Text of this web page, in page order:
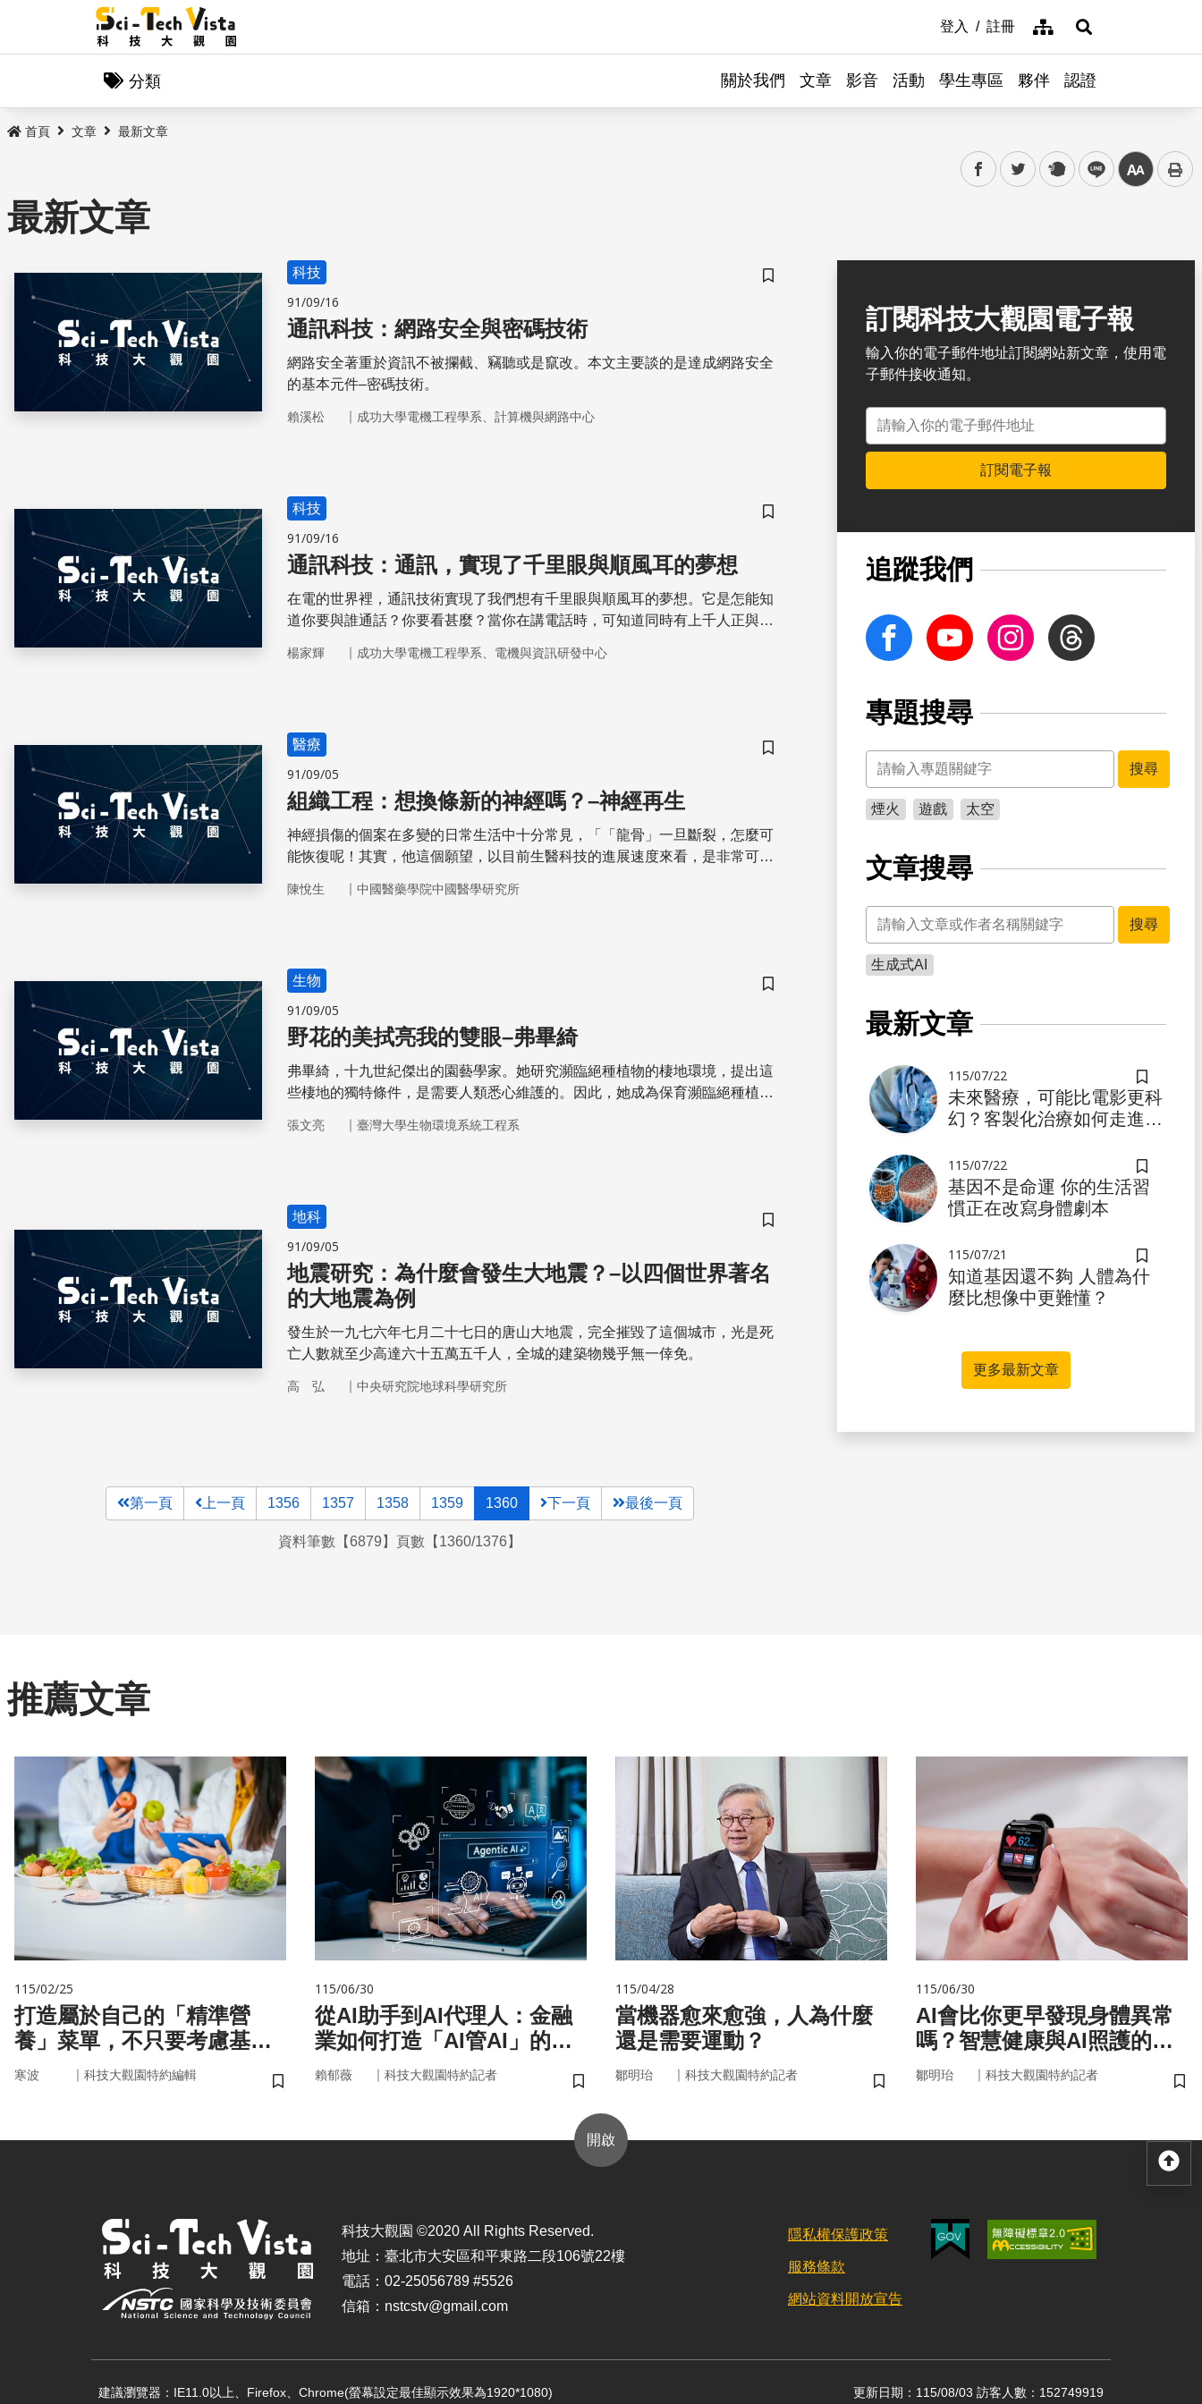
登入 註冊 網站導覽展開搜尋
分類 關於我們 文章 影音 活動 學生專區 夥伴 認證
首頁 文章 最新文章
facebooktwitter plurk line 中
最新文章
儲存書籤
科技
91/09/16
通訊科技：網路安全與密碼技術
網路安全著重於資訊不被攔截、竊聽或是竄改。本文主要談的是達成網路安全
的基本元件–密碼技術。
賴溪松 ｜ 成功大學電機工程學系、計算機與網路中心
儲存書籤
科技
91/09/16
通訊科技：通訊，實現了千里眼與順風耳的夢想
在電的世界裡，通訊技術實現了我們想有千里眼與順風耳的夢想。它是怎能知
道你要與誰通話？你要看甚麼？當你在講電話時，可知道同時有上千人正與你
楊家輝 ｜ 成功大學電機工程學系、電機與資訊研發中心
儲存書籤
醫療
91/09/05
組織工程：想換條新的神經嗎？–神經再生
神經損傷的個案在多變的日常生活中十分常見，「「龍骨」一旦斷裂，怎麼可
能恢復呢！其實，他這個願望，以目前生醫科技的進展速度來看，是非常可能
陳悅生 ｜ 中國醫藥學院中國醫學研究所
儲存書籤
生物
91/09/05
野花的美拭亮我的雙眼–弗畢綺
弗畢綺，十九世紀傑出的園藝學家。她研究瀕臨絕種植物的棲地環境，提出這
些棲地的獨特條件，是需要人類悉心維護的。因此，她成為保育瀕臨絕種植物
張文亮 ｜ 臺灣大學生物環境系統工程系
儲存書籤
地科
91/09/05
地震研究：為什麼會發生大地震？–以四個世界著名
的大地震為例
發生於一九七六年七月二十七日的唐山大地震，完全摧毀了這個城市，光是死
亡人數就至少高達六十五萬五千人，全城的建築物幾乎無一倖免。
高 弘 ｜ 中央研究院地球科學研究所
第一頁 上一頁 1356 1357 1358 1359 1360 下一頁 最後一頁
資料筆數【6879】頁數【1360/1376】
訂閱科技大觀園電子報
輸入你的電子郵件地址訂閱網站新文章，使用電
子郵件接收通知。
電子郵件地址
訂閱電子報
追蹤我們
facebook Youtube InstagramThreads
專題搜尋
關鍵字
搜尋
煙火 遊戲 太空
文章搜尋
關鍵字
搜尋
生成式AI
最新文章
儲存書籤
115/07/22
未來醫療，可能比電影更科
幻？客製化治療如何走進真
儲存書籤
115/07/22
基因不是命運 你的生活習
慣正在改寫身體劇本
儲存書籤
115/07/21
知道基因還不夠 人體為什
麼比想像中更難懂？
更多最新文章
推薦文章
115/02/25
打造屬於自己的「精準營
養」菜單，不只要考慮基
因，關鍵更在腸道微生物
寒波 ｜ 科技大觀園特約編輯
儲存書籤
115/06/30
從AI助手到AI代理人：金融
業如何打造「AI管AI」的新
治理模式？
賴郁薇 ｜ 科技大觀園特約記者
儲存書籤
115/04/28
當機器愈來愈強，人為什麼
還是需要運動？
鄒明珆 ｜ 科技大觀園特約記者
儲存書籤
115/06/30
AI會比你更早發現身體異常
嗎？智慧健康與AI照護的未
來
鄒明珆 ｜ 科技大觀園特約記者
儲
開啟
科技大觀園 ©2020 All Rights Reserved.
地址：臺北市大安區和平東路二段106號22樓
電話：02-25056789 #5526
信箱：nstcstv@gmail.com
隱私權保護政策
服務條款
網站資料開放宣告
建議瀏覽器：IE11.0以上、Firefox、Chrome(螢幕設定最佳顯示效果為1920*1080) 更新日期：115/08/03 訪客人數：152749919
回